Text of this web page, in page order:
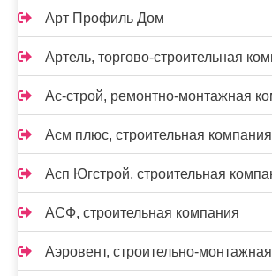
Арт Профиль Дом
Артель, торгово-строительная
Ас-строй, ремонтно-монтажная
Асм плюс, строительная компания
Асп Югстрой, строительная
АСФ, строительная компания
Аэровент, строительно-